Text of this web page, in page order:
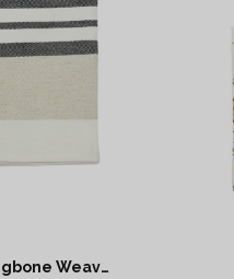
Jakobsdals Herringbone Weave Duk 150x250 cm Offwhite